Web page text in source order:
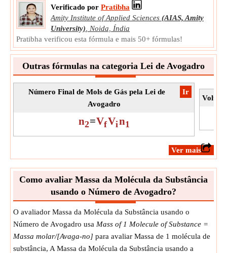
Verificado por Pratibha
Amity Institute of Applied Sciences (AIAS, Amity
University), Noida, Índia
Pratibha verificou esta fórmula e mais 50+ fórmulas!
Outras fórmulas na categoria Lei de Avogadro
​Ir
Número Final de Mols de Gás pela Lei de
Avogadro
n2=VfVin1
​Ver mais
Como avaliar Massa da Molécula da Substância
usando o Número de Avogadro?
O avaliador Massa da Molécula da Substância usando o
Número de Avogadro usa Mass of 1 Molecule of Substance =
Massa molar/[Avaga-no] para avaliar Massa de 1 molécula de
substância, A Massa da Molécula da Substância usando a